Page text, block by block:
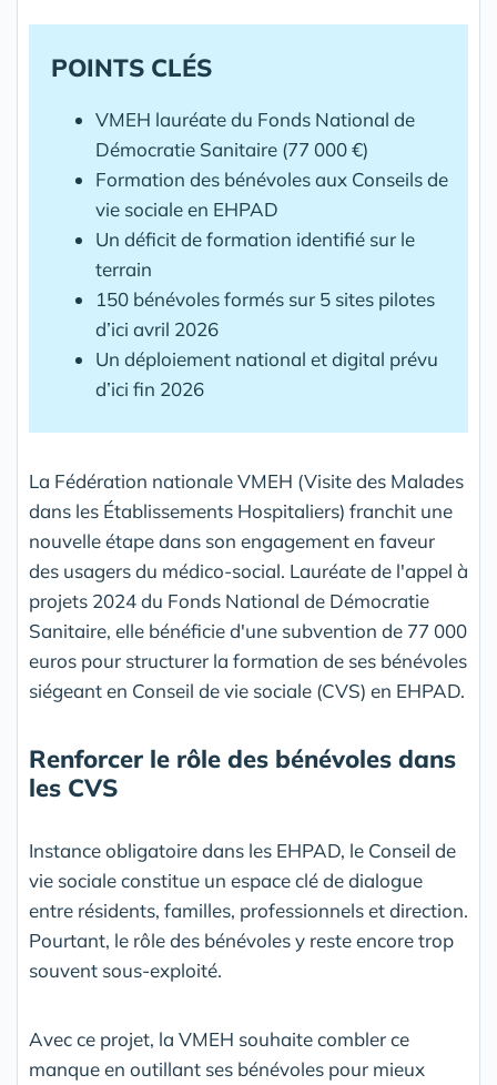
POINTS CLÉS
VMEH lauréate du Fonds National de
Démocratie Sanitaire (77 000 €)
Formation des bénévoles aux Conseils de
vie sociale en EHPAD
Un déficit de formation identifié sur le
terrain
150 bénévoles formés sur 5 sites pilotes
d’ici avril 2026
Un déploiement national et digital prévu
d’ici fin 2026
La Fédération nationale VMEH (Visite des Malades
dans les Établissements Hospitaliers) franchit une
nouvelle étape dans son engagement en faveur
des usagers du médico-social. Lauréate de l'appel à
projets 2024 du Fonds National de Démocratie
Sanitaire, elle bénéficie d'une subvention de 77 000
euros pour structurer la formation de ses bénévoles
siégeant en Conseil de vie sociale (CVS) en EHPAD.
Renforcer le rôle des bénévoles dans
les CVS
Instance obligatoire dans les EHPAD, le Conseil de
vie sociale constitue un espace clé de dialogue
entre résidents, familles, professionnels et direction.
Pourtant, le rôle des bénévoles y reste encore trop
souvent sous-exploité.
Avec ce projet, la VMEH souhaite combler ce
manque en outillant ses bénévoles pour mieux